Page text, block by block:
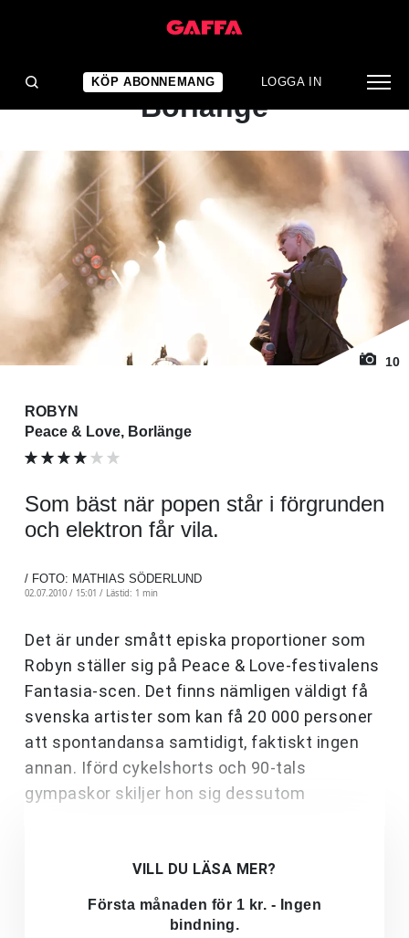
KÖP ABONNEMANG LOGGA IN
KONSERTRECENSION
Robyn: Peace & Love,
Borlänge
10
ROBYN
Peace & Love, Borlänge
Som bäst när popen står i förgrunden
och elektron får vila.
/ FOTO: MATHIAS SÖDERLUND
02.07.2010 / 15:01 / Lästid: 1 min
Det är under smått episka proportioner som
Robyn ställer sig på Peace & Love-festivalens
Fantasia-scen. Det finns nämligen väldigt få
svenska artister som kan få 20 000 personer
att spontandansa samtidigt, faktiskt ingen
annan. Iförd cykelshorts och 90-tals
gympaskor skiljer hon sig dessutom
VILL DU LÄSA MER?
Första månaden för 1 kr. - Ingen
bindning.